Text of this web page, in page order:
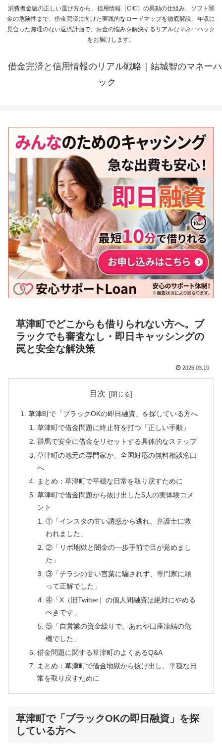
消費者金融の正しい選び方から、信用情報（CIC）の異動の仕組み、ソフト闇
金の危険性まで、借金完済に向けた実践的なロードマップを徹底解説。年収に
見合った無理のない返済計画で、お金の悩みを解決するリアルなマネーハック
をお届けします。
借金完済と信用情報のリアル戦略｜結城智のマネーハ
ック
草津町でどこからも借りられない方へ。ブ
ラックでも審査なし・即日キャッシングの
罠と安全な解決策
2026.03.10
目次
草津町で「ブラックOKの即日融資」を探している方へ
草津町で借金問題に終止符を打つ「正しい手順」
群馬で安全に借金をリセットする具体的なステップ
草津町の地元の専門家か、全国対応の無料相談窓口
へ
まとめ：草津町で平穏な日常を取り戻すために
草津町で借金問題から抜け出した5人の実体験コメ
ント
①「インスタの甘い誘惑から逃れ、弁護士に救
われました」
②「リボ地獄と闇金の一歩手前で目が覚めまし
た」
③「チラシの甘い言葉に騙されず、専門家に頼
って正解でした」
④「X（旧Twitter）の個人間融資は絶対にやめる
べきです」
⑤「自営業の資金繰りで、あわや口座凍結の危
機でした」
借金問題に関する草津町のよくあるQ&A
まとめ：草津町で借金地獄から抜け出し、平穏な日
常を取り戻すために
草津町で「ブラックOKの即日融資」を探
している方へ